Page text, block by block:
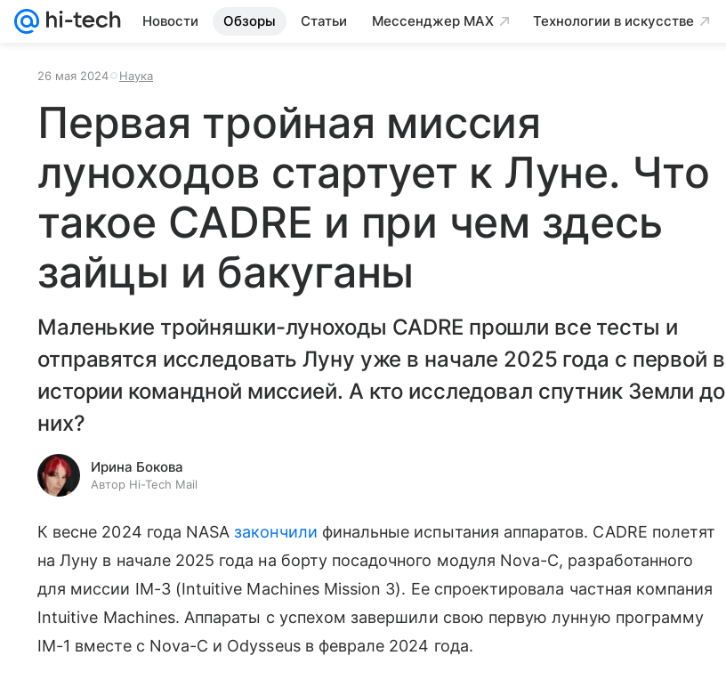
Новости Обзоры Статьи Мессенджер MAX Технологии в искусстве
26 мая 2024 Наука
Первая тройная миссия
луноходов стартует к Луне. Что
такое CADRE и при чем здесь
зайцы и бакуганы
Маленькие тройняшки-луноходы CADRE прошли все тесты и
отправятся исследовать Луну уже в начале 2025 года с первой в
истории командной миссией. А кто исследовал спутник Земли до
них?
Ирина Бокова
Автор Hi-Tech Mail
К весне 2024 года NASA закончили финальные испытания аппаратов. CADRE полетят
на Луну в начале 2025 года на борту посадочного модуля Nova-C, разработанного
для миссии IM-3 (Intuitive Machines Mission 3). Ее спроектировала частная компания
Intuitive Machines. Аппараты с успехом завершили свою первую лунную программу
IM-1 вместе с Nova-C и Odysseus в феврале 2024 года.